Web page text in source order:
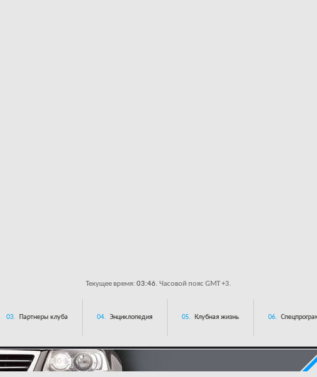
Текущее время: 03:46. Часовой пояс GMT +3.
03. Партнеры клуба 04. Энциклопедия 05. Клубная жизнь 06.